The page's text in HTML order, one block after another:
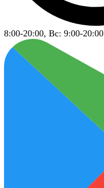
8:00-20:00, Вс: 9:00-20:00